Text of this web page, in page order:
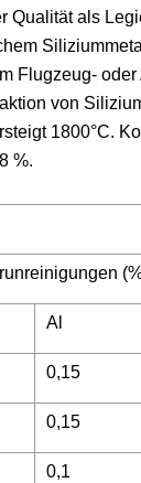
als
Flugzeug-
von
1800°C.
%.
Al
0,15
0,15
0,1